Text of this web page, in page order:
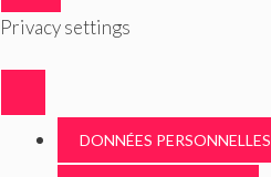
FERMER
Privacy settings
DONNÉES PERSONNELLES